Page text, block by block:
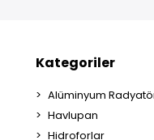
Kategoriler
Alüminyum
Havlupan
Hidroforlar